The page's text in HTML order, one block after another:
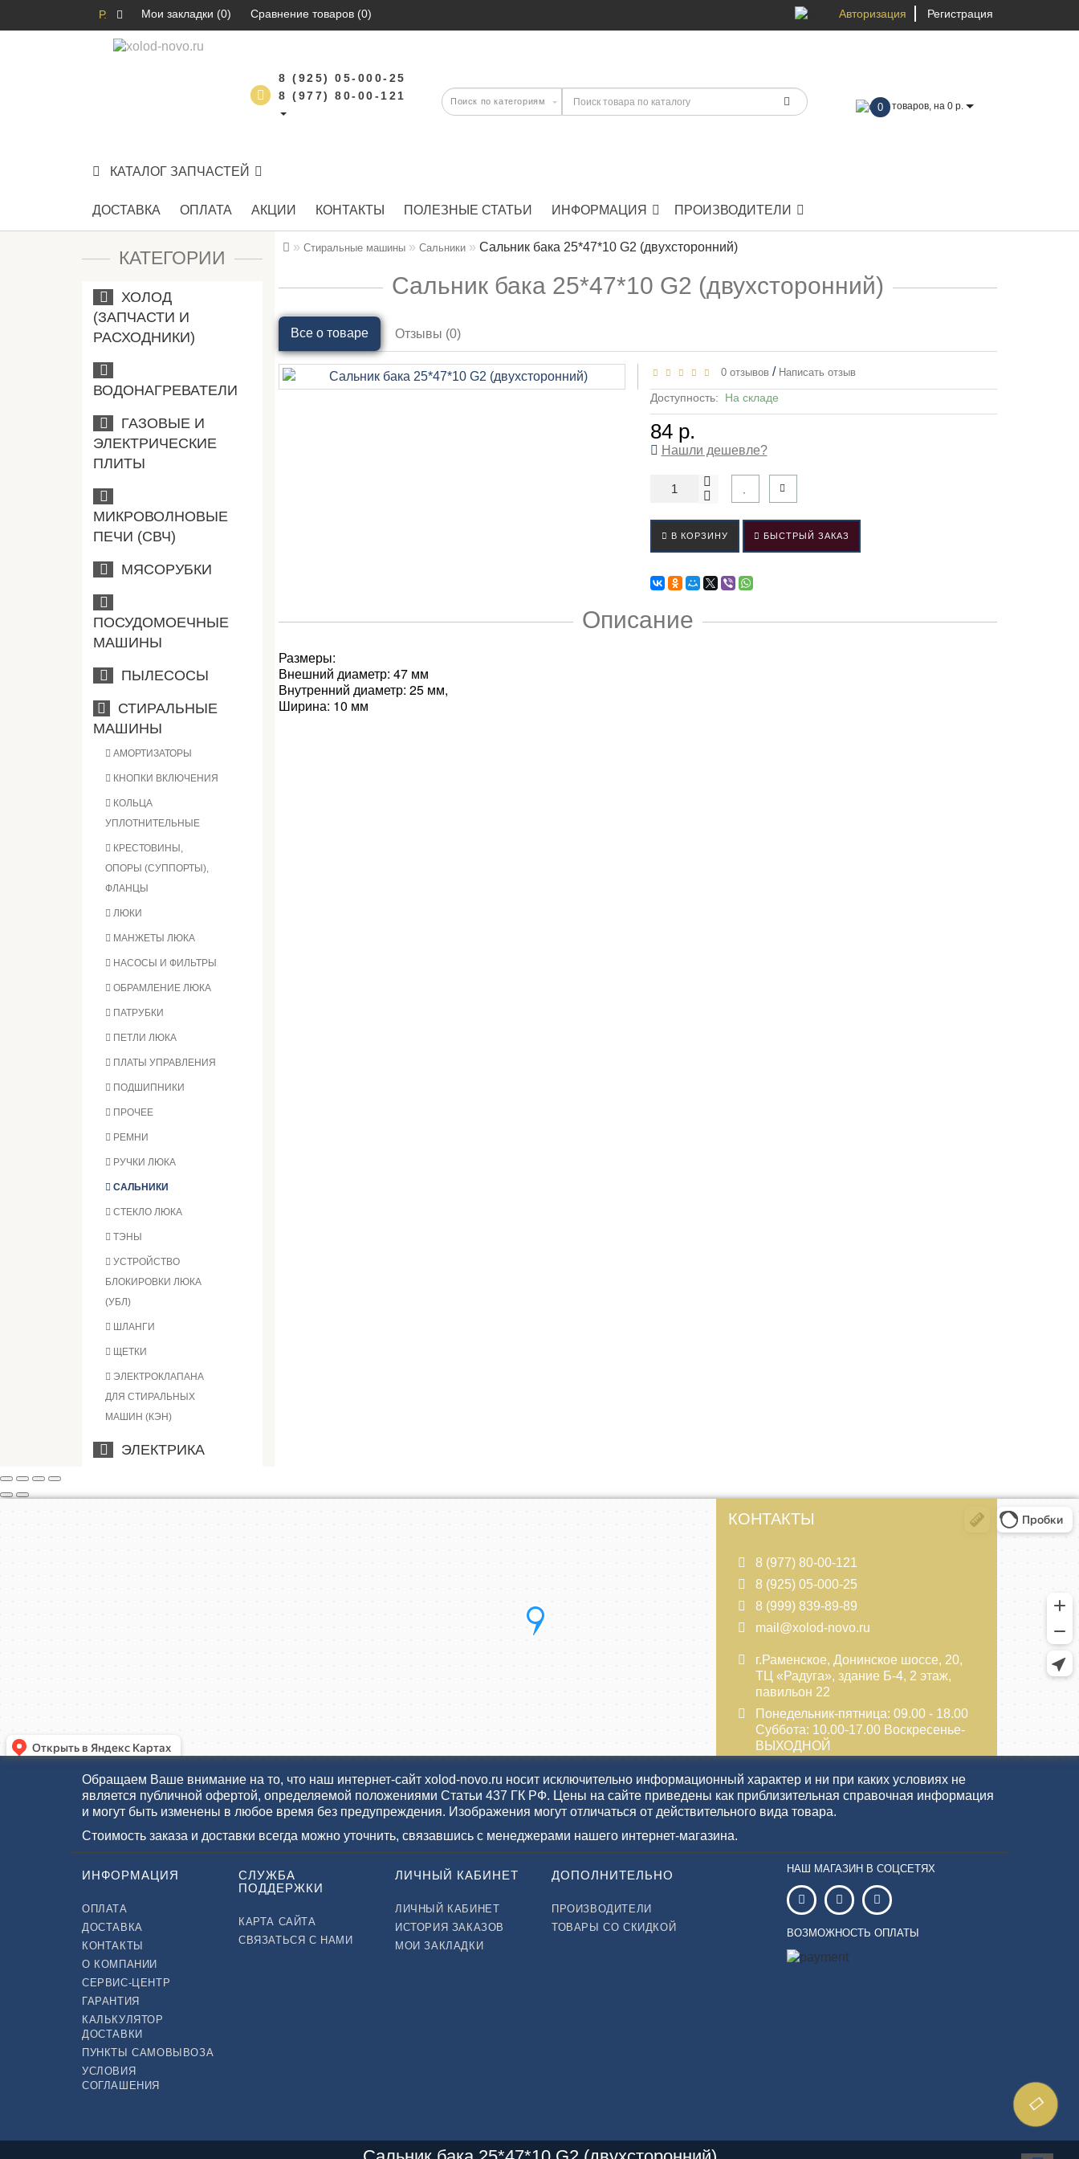
Р. Мои закладки (0) Сравнение товаров (0) Авторизация Регистрация
8 (925) 05-000-25
8 (977) 80-00-121
0 товаров, на 0 р.
КАТАЛОГ ЗАПЧАСТЕЙ
ДОСТАВКА ОПЛАТА АКЦИИ КОНТАКТЫ ПОЛЕЗНЫЕ СТАТЬИ ИНФОРМАЦИЯ ПРОИЗВОДИТЕЛИ
КАТЕГОРИИ
ХОЛОД
(ЗАПЧАСТИ И
РАСХОДНИКИ)
ВОДОНАГРЕВАТЕЛИ
ГАЗОВЫЕ И
ЭЛЕКТРИЧЕСКИЕ
ПЛИТЫ
МИКРОВОЛНОВЫЕ
ПЕЧИ (СВЧ)
МЯСОРУБКИ
ПОСУДОМОЕЧНЫЕ
МАШИНЫ
ПЫЛЕСОСЫ
СТИРАЛЬНЫЕ
МАШИНЫ
АМОРТИЗАТОРЫ
КНОПКИ ВКЛЮЧЕНИЯ
КОЛЬЦА
УПЛОТНИТЕЛЬНЫЕ
КРЕСТОВИНЫ,
ОПОРЫ (СУППОРТЫ),
ФЛАНЦЫ
ЛЮКИ
МАНЖЕТЫ ЛЮКА
НАСОСЫ И ФИЛЬТРЫ
ОБРАМЛЕНИЕ ЛЮКА
ПАТРУБКИ
ПЕТЛИ ЛЮКА
ПЛАТЫ УПРАВЛЕНИЯ
ПОДШИПНИКИ
ПРОЧЕЕ
РЕМНИ
РУЧКИ ЛЮКА
САЛЬНИКИ
СТЕКЛО ЛЮКА
ТЭНЫ
УСТРОЙСТВО
БЛОКИРОВКИ ЛЮКА
(УБЛ)
ШЛАНГИ
ЩЕТКИ
ЭЛЕКТРОКЛАПАНА
ДЛЯ СТИРАЛЬНЫХ
МАШИН (КЭН)
ЭЛЕКТРИКА
Стиральные машины Сальники Сальник бака 25*47*10 G2 (двухсторонний)
Сальник бака 25*47*10 G2 (двухсторонний)
Все о товаре Отзывы (0)
0 отзывов / Написать отзыв
Доступность: На складе
84 р.
Нашли дешевле?
В КОРЗИНУ БЫСТРЫЙ ЗАКАЗ
Описание
Размеры:
Внешний диаметр: 47 мм
Внутренний диаметр: 25 мм,
Ширина: 10 мм
КОНТАКТЫ
8 (977) 80-00-121
8 (925) 05-000-25
8 (999) 839-89-89
mail@xolod-novo.ru
г.Раменское, Донинское шоссе, 20,
ТЦ «Радуга», здание Б-4, 2 этаж,
павильон 22
Понедельник-пятница: 09.00 - 18.00
Суббота: 10.00-17.00 Воскресенье-
ВЫХОДНОЙ
Обращаем Ваше внимание на то, что наш интернет-сайт xolod-novo.ru носит исключительно информационный характер и ни при каких условиях не
является публичной офертой, определяемой положениями Статьи 437 ГК РФ. Цены на сайте приведены как приблизительная справочная информация
и могут быть изменены в любое время без предупреждения. Изображения могут отличаться от действительного вида товара.
Стоимость заказа и доставки всегда можно уточнить, связавшись с менеджерами нашего интернет-магазина.
ИНФОРМАЦИЯ
ОПЛАТА
ДОСТАВКА
КОНТАКТЫ
О КОМПАНИИ
СЕРВИС-ЦЕНТР
ГАРАНТИЯ
КАЛЬКУЛЯТОР
ДОСТАВКИ
ПУНКТЫ САМОВЫВОЗА
УСЛОВИЯ
СОГЛАШЕНИЯ
СЛУЖБА
ПОДДЕРЖКИ
КАРТА САЙТА
СВЯЗАТЬСЯ С НАМИ
ЛИЧНЫЙ КАБИНЕТ
ЛИЧНЫЙ КАБИНЕТ
ИСТОРИЯ ЗАКАЗОВ
МОИ ЗАКЛАДКИ
ДОПОЛНИТЕЛЬНО
ПРОИЗВОДИТЕЛИ
ТОВАРЫ СО СКИДКОЙ
НАШ МАГАЗИН В СОЦСЕТЯХ
ВОЗМОЖНОСТЬ ОПЛАТЫ